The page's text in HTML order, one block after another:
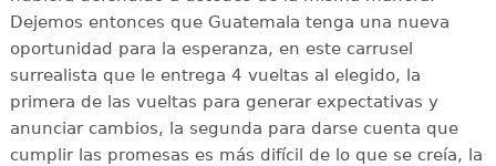
Dejemos entonces que Guatemala tenga una nueva
oportunidad para la esperanza, en este carrusel
surrealista que le entrega 4 vueltas al elegido, la
primera de las vueltas para generar expectativas y
anunciar cambios, la segunda para darse cuenta que
cumplir las promesas es más difícil de lo que se creía, la